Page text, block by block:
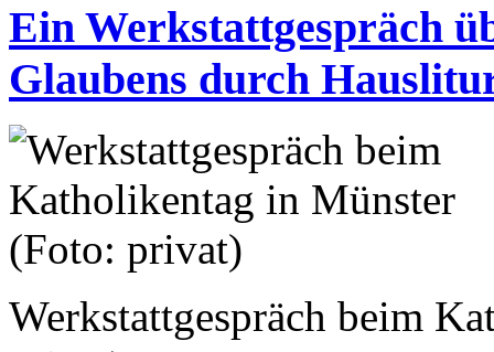
Ein Werkstattgespräch
Glaubens durch
Werkstattgespräch beim